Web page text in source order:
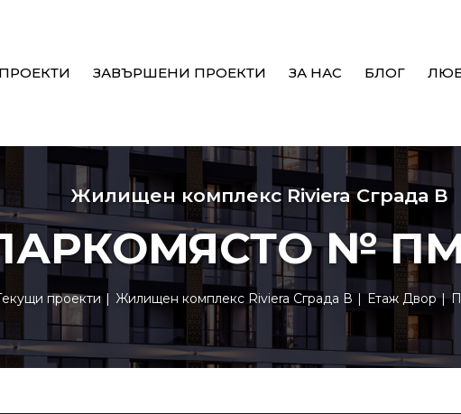
ЗАВЪРШЕНИ ПРОЕКТИ ЗА НАС БЛОГ
Жилищен комплекс Riviera Сграда В
№
проекти Жилищен комплекс Riviera Сграда В Етаж Двор